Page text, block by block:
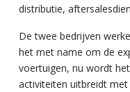
distributie,
De twee bedrijven
het met name om de
voertuigen, nu wordt
activiteiten uitbreidt met